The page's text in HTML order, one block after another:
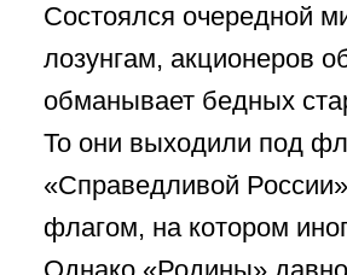
Состоялся очередной
лозунгам, акционеров
обманывает бедных
То они выходили под
«Справедливой
флагом, на котором